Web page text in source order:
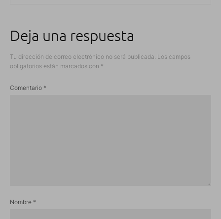
Deja una respuesta
Tu dirección de correo electrónico no será publicada. Los campos
obligatorios están marcados con *
Comentario *
Nombre *